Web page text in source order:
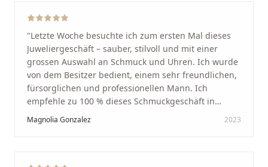
Arbeit und seine Kunden wirklich am Herzen liegen.
Service und echte Herzlichkeit schätzt, ist hier genau
richtig."
"Letzte Woche besuchte ich zum ersten Mal dieses
Juweliergeschäft – sauber, stilvoll und mit einer
grossen Auswahl an Schmuck und Uhren. Ich wurde
von dem Besitzer bedient, einem sehr freundlichen,
fürsorglichen und professionellen Mann. Ich
empfehle zu 100 % dieses Schmuckgeschäft in
Schaffhausen. Ich selbst war sehr zufrieden und
glücklich mit der Behandlung. Ich danke Ihnen – ich
Magnolia Gonzalez 2023